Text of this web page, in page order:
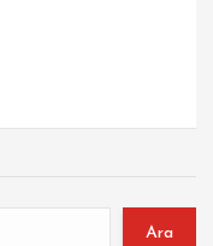
Ara